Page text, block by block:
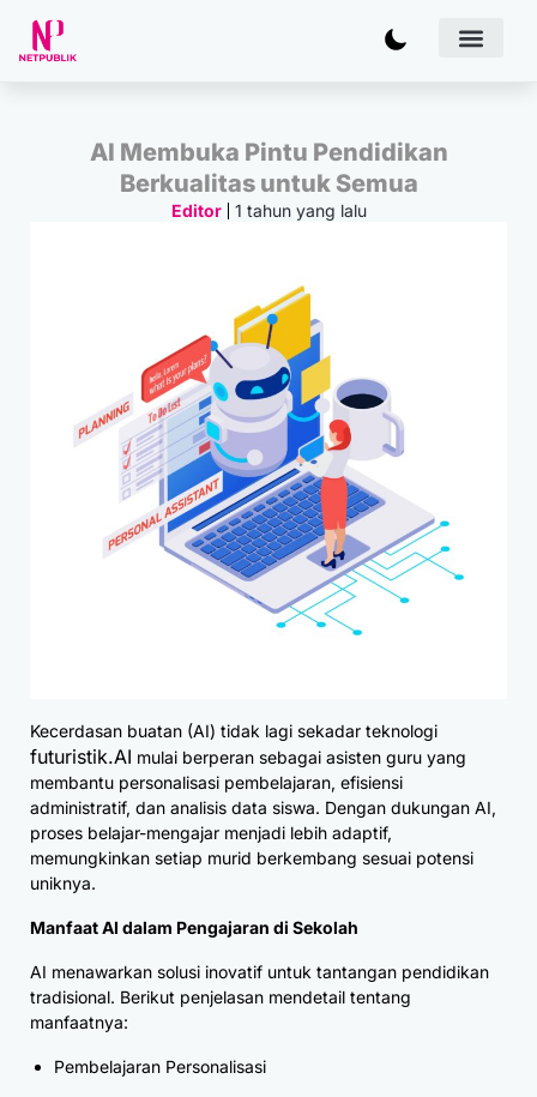
AI Membuka Pintu Pendidikan
Berkualitas untuk Semua
Editor 1 tahun yang lalu
Kecerdasan buatan (AI) tidak lagi sekadar teknologi
futuristik.AI mulai berperan sebagai asisten guru yang
membantu personalisasi pembelajaran, efisiensi
administratif, dan analisis data siswa. Dengan dukungan AI,
proses belajar-mengajar menjadi lebih adaptif,
memungkinkan setiap murid berkembang sesuai potensi
uniknya.
Manfaat AI dalam Pengajaran di Sekolah
AI menawarkan solusi inovatif untuk tantangan pendidikan
tradisional. Berikut penjelasan mendetail tentang
manfaatnya:
Pembelajaran Personalisasi